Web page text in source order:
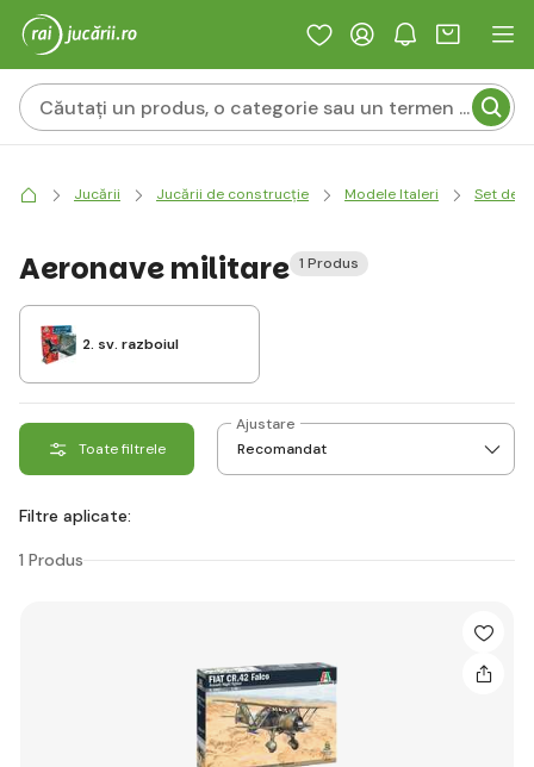
Jucării Jucării de construcție Modele Italeri Set de
Aeronave militare 1 Produs
2. sv. razboiul
Toate filtrele
Ajustare
Filtre aplicate:
1 Produs